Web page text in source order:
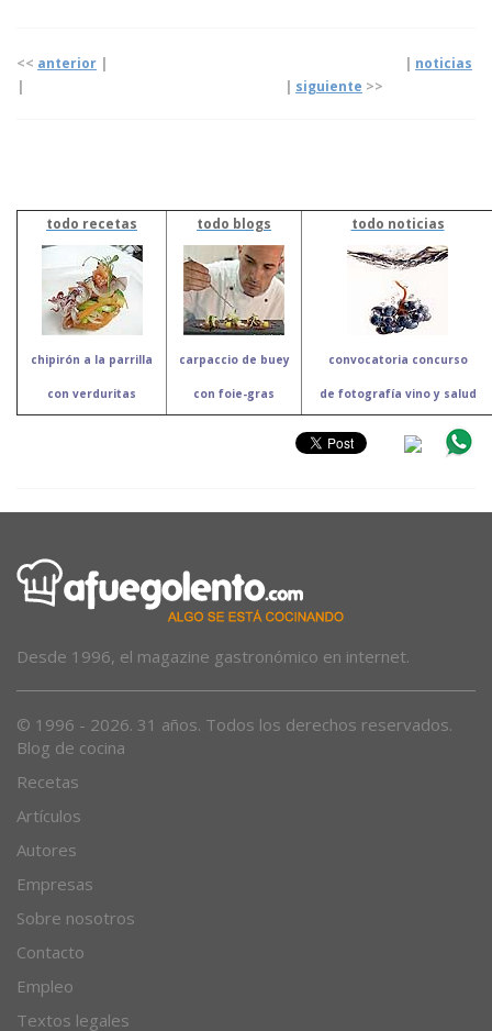
<< anterior | | noticias
|
| siguiente >>
todo recetas
chipirón a la parrilla
con verduritas
todo blogs
carpaccio de buey
con foie-gras
todo noticias
convocatoria concurso
de fotografía vino y salud
Desde 1996, el magazine gastronómico en internet.
© 1996 - 2026. 31 años. Todos los derechos reservados.
Blog de cocina
Recetas
Artículos
Autores
Empresas
Sobre nosotros
Contacto
Empleo
Textos legales